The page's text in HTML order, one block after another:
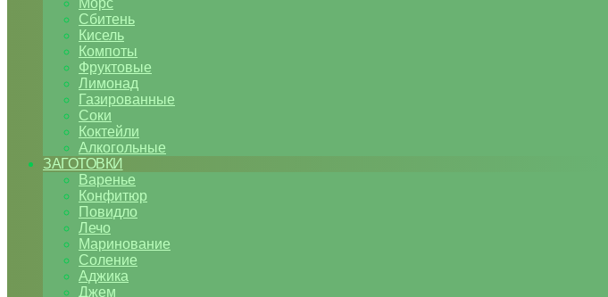
Морс
Сбитень
Кисель
Компоты
Фруктовые
Лимонад
Газированные
Соки
Коктейли
Алкогольные
ЗАГОТОВКИ
Варенье
Конфитюр
Повидло
Лечо
Маринование
Соление
Аджика
Джем